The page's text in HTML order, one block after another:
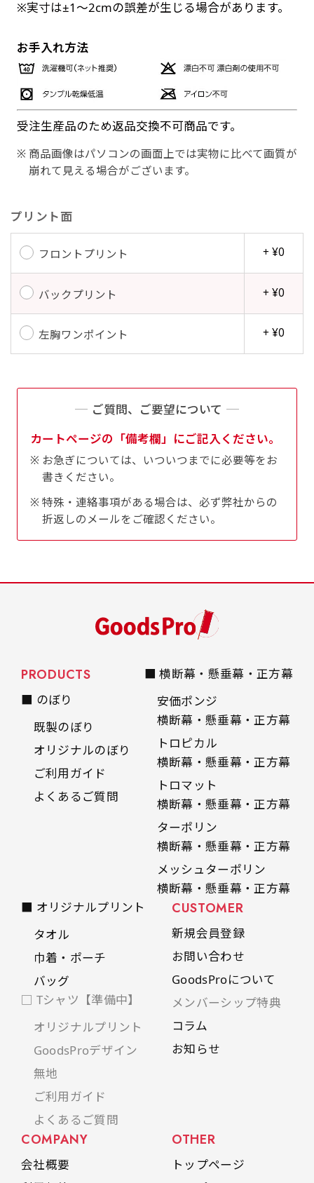
※実寸は±1〜2cmの誤差が生じる場合があります。
お手入れ方法
受注生産品のため返品交換不可商品です。
商品画像はパソコンの画面上では実物に比べて画質が
崩れて見える場合がございます。
プリント面
フロントプリント + ¥0
バックプリント + ¥0
左胸ワンポイント + ¥0
ご質問、ご要望について
カートページの「備考欄」にご記入ください。
お急ぎについては、いついつまでに必要等をお
書きください。
特殊・連絡事項がある場合は、必ず弊社からの
折返しのメールをご確認ください。
PRODUCTS
■ のぼり
既製のぼり
オリジナルのぼり
ご利用ガイド
よくあるご質問
■ 横断幕・懸垂幕・正方幕
安価ポンジ
横断幕・懸垂幕・正方幕
トロピカル
横断幕・懸垂幕・正方幕
トロマット
横断幕・懸垂幕・正方幕
ターポリン
横断幕・懸垂幕・正方幕
メッシュターポリン
横断幕・懸垂幕・正方幕
■ オリジナルプリント
タオル
巾着・ポーチ
バッグ
□ Tシャツ【準備中】
オリジナルプリント
GoodsProデザイン
無地
ご利用ガイド
よくあるご質問
CUSTOMER
新規会員登録
お問い合わせ
GoodsProについて
メンバーシップ特典
コラム
お知らせ
COMPANY
会社概要
OTHER
トップページ